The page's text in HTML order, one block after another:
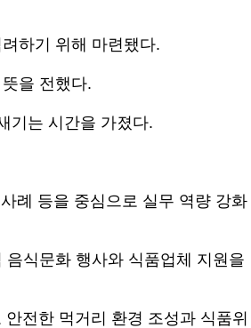
하기 위해 마련됐다.
을 전했다.
기는 시간을 가졌다.
례 등을 중심으로 실무 역량 강화
식문화 행사와 식품업체 지원을
전한 먹거리 환경 조성과 식품위